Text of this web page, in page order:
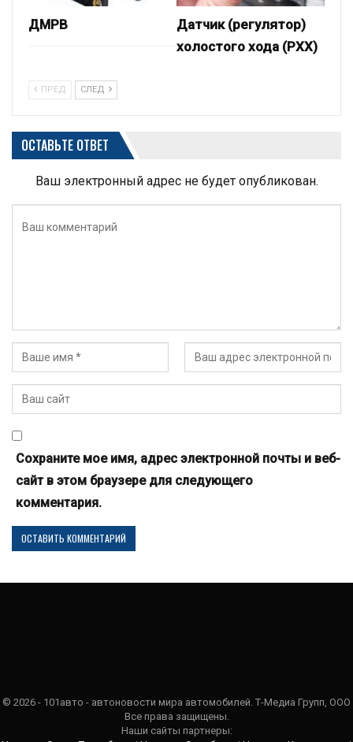
ДМРВ
Датчик (регулятор)
холостого хода (РХХ)
ПРЕД СЛЕД
ОСТАВЬТЕ ОТВЕТ
Ваш электронный адрес не будет опубликован.
Сохраните мое имя, адрес электронной почты и веб-
сайт в этом браузере для следующего
комментария.
© 2026 - 101авто - автоновости мира автомобилей. Т-Медиа Групп, ООО
Все права защищены.
Наши сайты партнеры: